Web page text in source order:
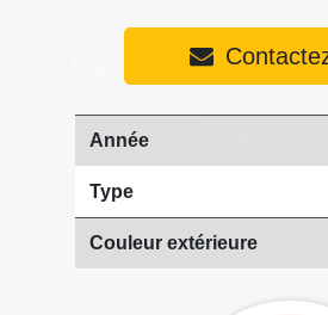
Année
Type
Couleur extérieure